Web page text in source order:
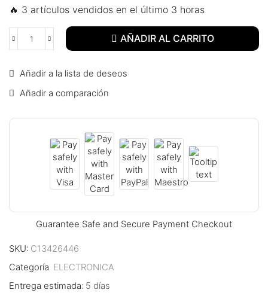
panel
panel
panel
panel
panel
panel
panel
🔥 3 artículos vendidos en el último 3 horas
AÑADIR AL CARRITO
Añadir a la lista de deseos
Añadir a comparación
Guarantee Safe and Secure Payment Checkout
SKU: C13426446
Categoría ELECTRONICA
Entrega estimada: 5 días